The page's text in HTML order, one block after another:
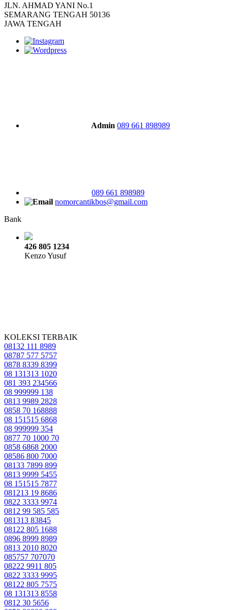
JLN. AHMAD YANI No.1
SEMARANG TENGAH 50136
JAWA TENGAH
Admin 089 661 898989
089 661 898989
nomorcantikbos@gmail.com
Bank
426 805 1234
Kenzo Yusuf
KOLEKSI TERBAIK
08132 111 8989
08787 577 5757
0878 8339 8399
08 131313 1020
081 393 234566
08 999999 138
0813 9989 2828
0858 70 168888
08 151515 6868
08 999999 354
0877 70 1000 70
0858 6868 2000
08586 800 7000
08133 7899 899
0813 9999 5455
08 151515 7877
081213 19 8686
0822 3333 9974
0812 99 585 585
081313 83845
08122 805 1688
0896 8999 8989
0813 2010 8020
085757 707070
08222 9911 805
0822 3333 9995
08122 805 7575
08 131313 8558
0812 30 5656